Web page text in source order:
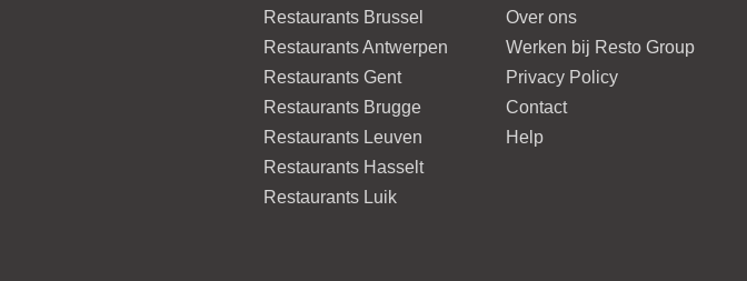
Restaurants Brussel
Restaurants Antwerpen
Restaurants Gent
Restaurants Brugge
Restaurants Leuven
Restaurants Hasselt
Restaurants Luik
Over ons
Werken bij Resto Group
Privacy Policy
Contact
Help